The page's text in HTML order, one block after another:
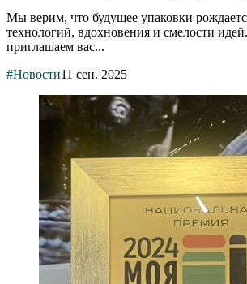
Мы верим, что будущее упаковки
технологий, вдохновения и смелости
приглашаем вас...
#Новости11 сен. 2025